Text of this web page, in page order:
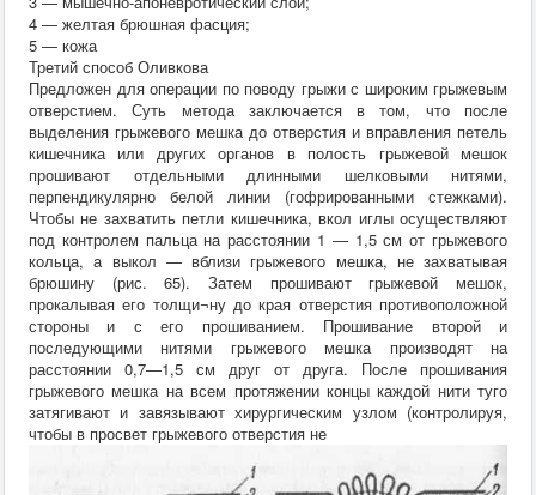
4 — желтая брюшная фасция;
5 — кожа
Третий способ Оливкова
Предложен для операции по поводу грыжи с широким грыжевым
отверстием. Суть метода заключается в том, что после
выделения грыжевого мешка до отверстия и вправления петель
кишечника или других органов в полость грыжевой мешок
прошивают отдельными длинными шелковыми нитями,
перпендикулярно белой линии (гофрированными стежками).
Чтобы не захватить петли кишечника, вкол иглы осуществляют
под контролем пальца на расстоянии 1 — 1,5 см от грыжевого
кольца, а выкол — вблизи грыжевого мешка, не захватывая
брюшину (рис. 65). Затем прошивают грыжевой мешок,
прокалывая его толщи¬ну до края отверстия противоположной
стороны и с его прошиванием. Прошивание второй и
последующими нитями грыжевого мешка производят на
расстоянии 0,7—1,5 см друг от друга. После прошивания
грыжевого мешка на всем протяжении концы каждой нити туго
затягивают и завязывают хирургическим узлом (контролируя,
чтобы в просвет грыжевого отверстия не